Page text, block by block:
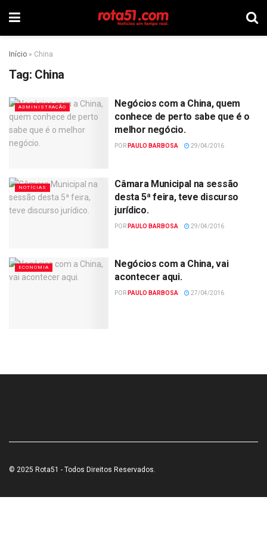
Início » China
Tag: China
ADMINISTRAÇÃO
Negócios com a China, quem
conhece de perto sabe que é o
melhor negócio.
POR PAULO BARBOSA 29/04/2016
NOTÍCIAS
Câmara Municipal na sessão
desta 5ª feira, teve discurso
jurídico.
POR PAULO BARBOSA 29/04/2016
ECONOMIA
Negócios com a China, vai
acontecer aqui.
POR PAULO BARBOSA 27/04/2016
© 2025 Rota51 - Todos Direitos Reservados.